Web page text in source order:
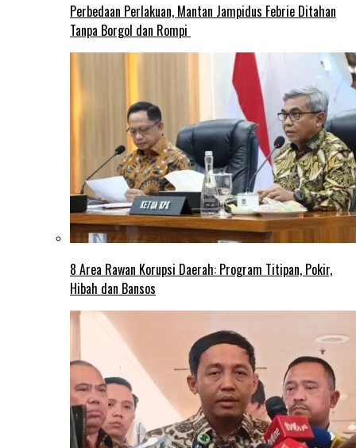
Perbedaan Perlakuan, Mantan Jampidus Febrie Ditahan
Tanpa Borgol dan Rompi
8 Area Rawan Korupsi Daerah: Program Titipan, Pokir,
Hibah dan Bansos